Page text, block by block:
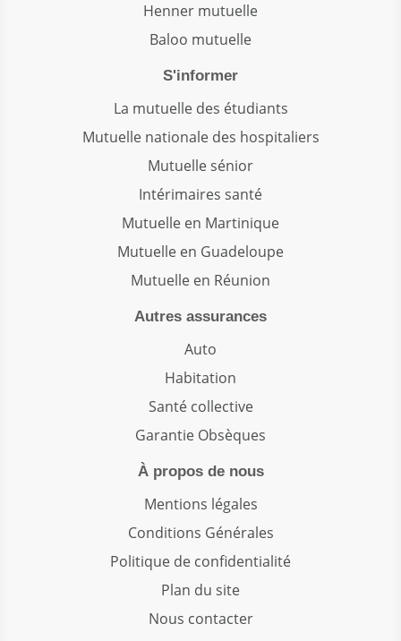
Henner mutuelle
Baloo mutuelle
S'informer
La mutuelle des étudiants
Mutuelle nationale des hospitaliers
Mutuelle sénior
Intérimaires santé
Mutuelle en Martinique
Mutuelle en Guadeloupe
Mutuelle en Réunion
Autres assurances
Auto
Habitation
Santé collective
Garantie Obsèques
À propos de nous
Mentions légales
Conditions Générales
Politique de confidentialité
Plan du site
Nous contacter